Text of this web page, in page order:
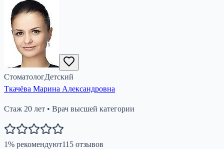
СтоматологДетский
Ткачёва Марина Александровна
Стаж 20 лет • Врач высшей категории
1% рекомендуют115 отзывов